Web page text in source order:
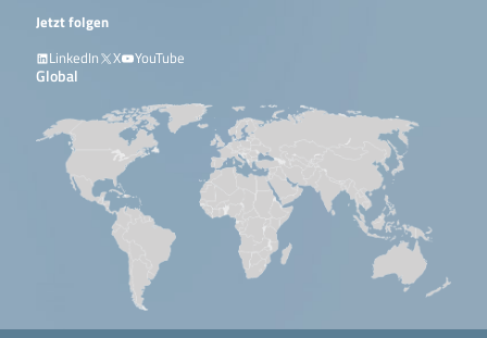
Jetzt folgen
LinkedIn
X YouTube
Global